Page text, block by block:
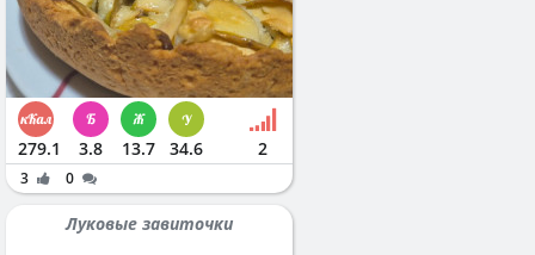
279.1 3.8 13.7 34.6 2
3 0
Луковые завиточки